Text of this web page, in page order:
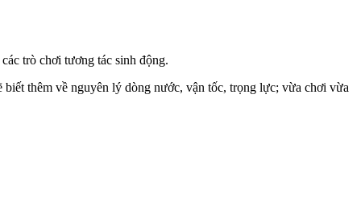
trò chơi tương tác sinh động.
thêm về nguyên lý dòng nước, vận tốc, trọng lực; vừa chơi vừa